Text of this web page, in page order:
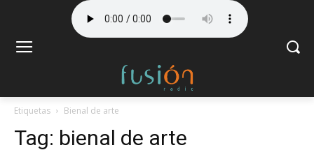
Etiquetas Bienal de arte
Tag: bienal de arte